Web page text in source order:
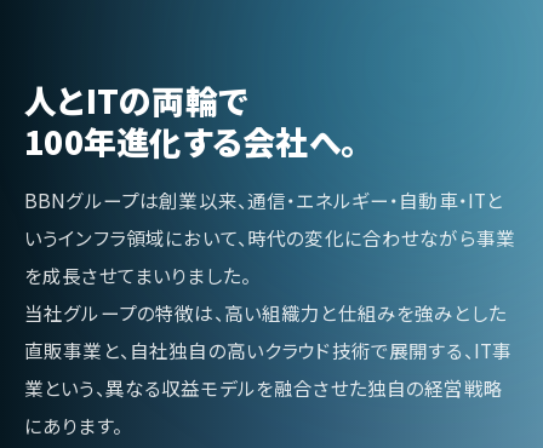
人とITの両輪で
100年進化する会社へ。
BBNグループは創業以来、通信・エネルギー・自動車・ITと
いうインフラ領域において、時代の変化に合わせながら事業
を成長させてまいりました。
当社グループの特徴は、高い組織力と仕組みを強みとした
直販事業と、自社独自の高いクラウド技術で展開する、IT事
業という、異なる収益モデルを融合させた独自の経営戦略
にあります。